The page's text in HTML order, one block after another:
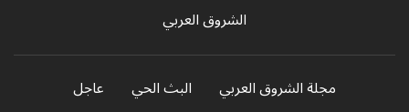
الشروق العربي
مجلة الشروق العربي البث الحي عاجل